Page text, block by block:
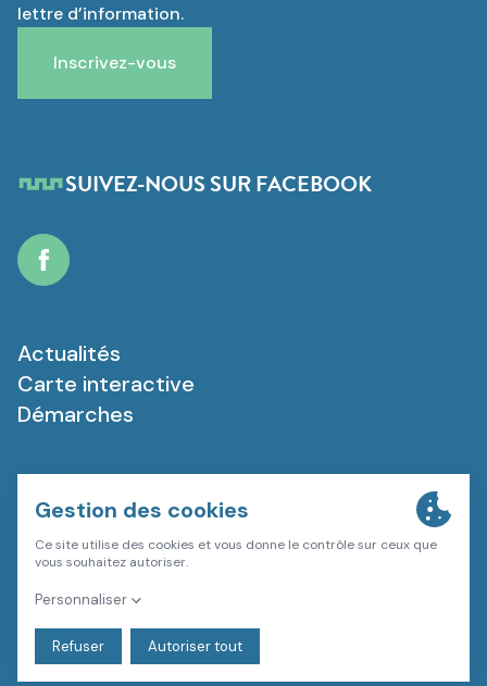
lettre d’information.
Inscrivez-vous
SUIVEZ-NOUS SUR FACEBOOK
Actualités
Carte interactive
Démarches
Plan du site
Mentions légales
Politique de confidentialité
Gestion des cookies